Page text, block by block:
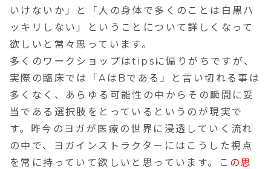
いけないか」と「人の身体で多くのことは白黒ハ
ッキリしない」ということについて詳しくなって
欲しいと常々思っています。
多くのワークショップはtipsに偏りがちですが、
実際の臨床では「AはBである」と言い切れる事は
多くなく、あらゆる可能性の中からその瞬間に妥
当である選択肢をとっているというのが現実で
す。昨今のヨガが医療の世界に浸透していく流れ
の中で、ヨガインストラクターにはこうした視点
を常に持っていて欲しいと思っています。
この思